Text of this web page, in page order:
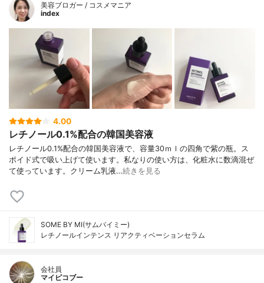
美容ブロガー / コスメマニア
index
4.00
レチノール0.1%配合の韓国美容液
レチノール0.1%配合の韓国美容液で、容量30ｍｌの四角で紫の瓶。ス
ポイド式で吸い上げて使います。私なりの使い方は、化粧水に数滴混ぜ
て使っています。クリーム乳液…続きを見る
SOME BY MI(サムバイミー)
レチノールインテンス リアクティベーションセラム
会社員
マイピコブー